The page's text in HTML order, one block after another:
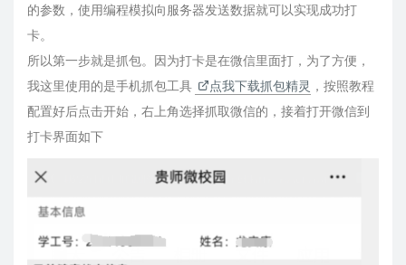
的参数，使用编程模拟向服务器发送数据就可以实现成功打
卡。
所以第一步就是抓包。因为打卡是在微信里面打，为了方便，
我这里使用的是手机抓包工具
点我下载抓包精灵 ，按照教程
配置好后点击开始，右上角选择抓取微信的，接着打开微信到
打卡界面如下